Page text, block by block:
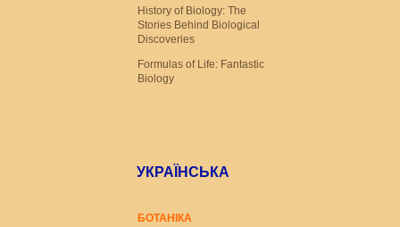
History of Biology: The
Stories Behind Biological
Discoveries
Formulas of Life: Fantastic
Biology
УКРАЇНСЬКА
БОТАНІКА